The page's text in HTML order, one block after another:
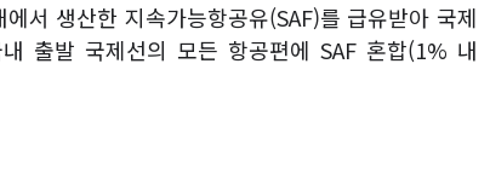
서 생산한 지속가능항공유(SAF)를 급유받아 국제
출발 국제선의 모든 항공편에 SAF 혼합(1% 내